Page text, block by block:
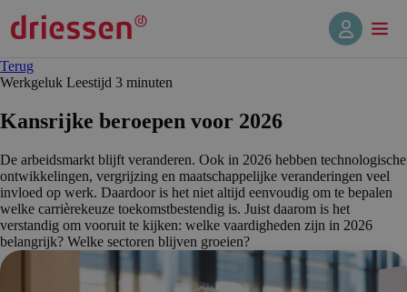
Terug
Werkgeluk Leestijd 3 minuten
Kansrijke beroepen voor 2026
De arbeidsmarkt blijft veranderen. Ook in 2026 hebben technologische
ontwikkelingen, vergrijzing en maatschappelijke veranderingen veel
invloed op werk. Daardoor is het niet altijd eenvoudig om te bepalen
welke carrièrekeuze toekomstbestendig is. Juist daarom is het
verstandig om vooruit te kijken: welke vaardigheden zijn in 2026
belangrijk? Welke sectoren blijven groeien?